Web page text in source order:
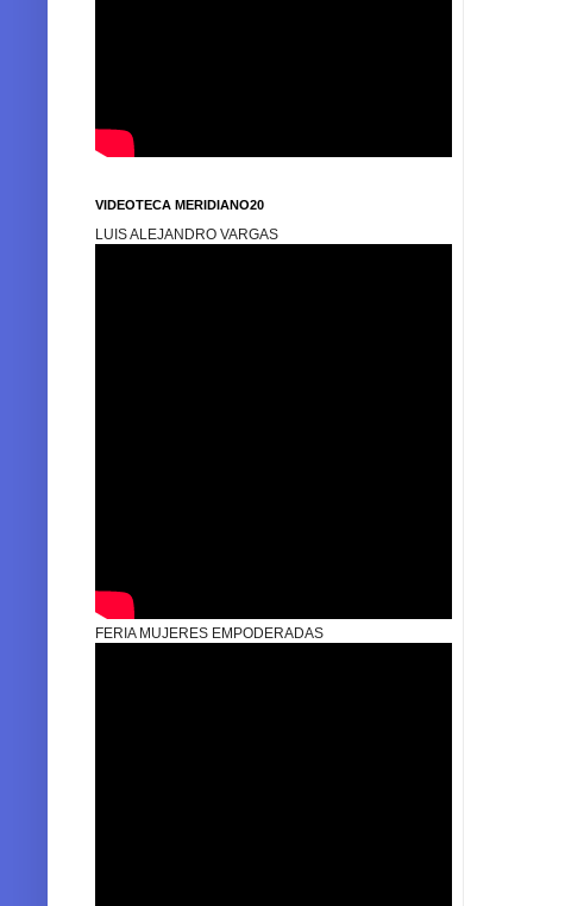
VIDEOTECA MERIDIANO20
LUIS ALEJANDRO VARGAS
FERIA MUJERES EMPODERADAS